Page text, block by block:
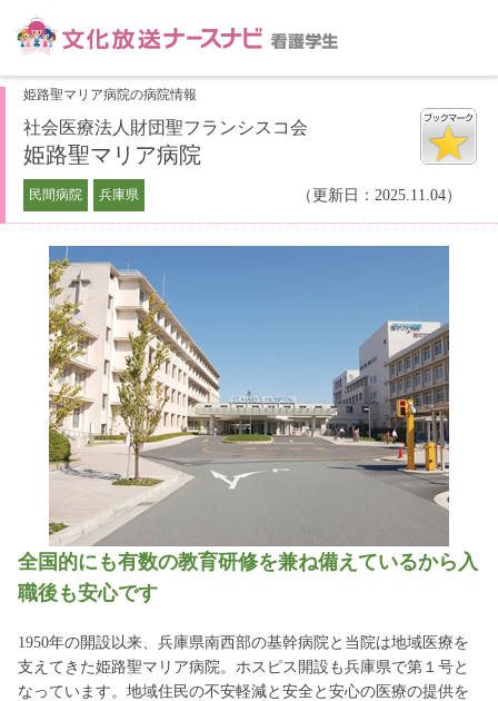
姫路聖マリア病院の病院情報
社会医療法人財団聖フランシスコ会
姫路聖マリア病院
民間病院 兵庫県 （更新日：2025.11.04）
全国的にも有数の教育研修を兼ね備えているから入
職後も安心です
1950年の開設以来、兵庫県南西部の基幹病院と当院は地域医療を
支えてきた姫路聖マリア病院。ホスピス開設も兵庫県で第１号と
なっています。地域住民の不安軽減と安全と安心の医療の提供を